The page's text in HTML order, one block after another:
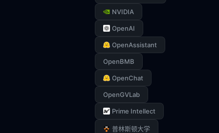
NVIDIA
OpenAI
OpenAssistant
OpenBMB
OpenChat
OpenGVLab
Prime Intellect
普林斯顿大学